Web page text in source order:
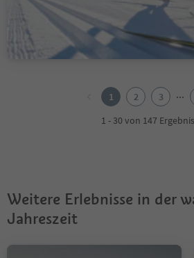
Schwierigkeitsgrad
1 2 3 ...
1 - 30 von 147
Weitere Erlebnisse in der
Jahreszeit